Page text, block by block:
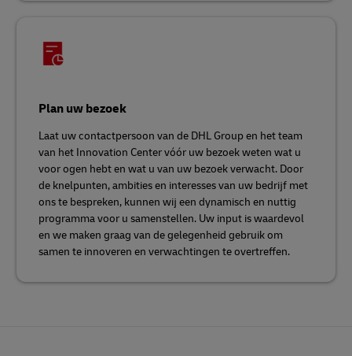
Plan uw bezoek
Laat uw contactpersoon van de DHL Group en het team
van het Innovation Center vóór uw bezoek weten wat u
voor ogen hebt en wat u van uw bezoek verwacht. Door
de knelpunten, ambities en interesses van uw bedrijf met
ons te bespreken, kunnen wij een dynamisch en nuttig
programma voor u samenstellen. Uw input is waardevol
en we maken graag van de gelegenheid gebruik om
samen te innoveren en verwachtingen te overtreffen.